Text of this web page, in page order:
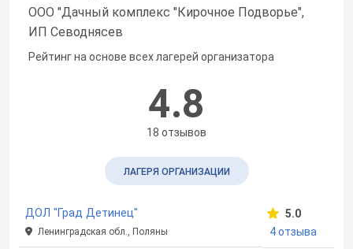
ООО "Дачный комплекс "Кирочное Подворье",
ИП Севоднясев
Рейтинг на основе всех лагерей организатора
4.8
18 отзывов
ЛАГЕРЯ ОРГАНИЗАЦИИ
ДОЛ "Град Детинец"
Ленинградская обл., Поляны
5.0
4 отзыва